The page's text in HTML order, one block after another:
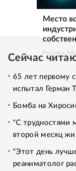
Место
Реклама.
Сейчас
65 лет первому
испытал Герман
Бомба на
"С трудностями
второй месяц
"Этот день
реаниматолог